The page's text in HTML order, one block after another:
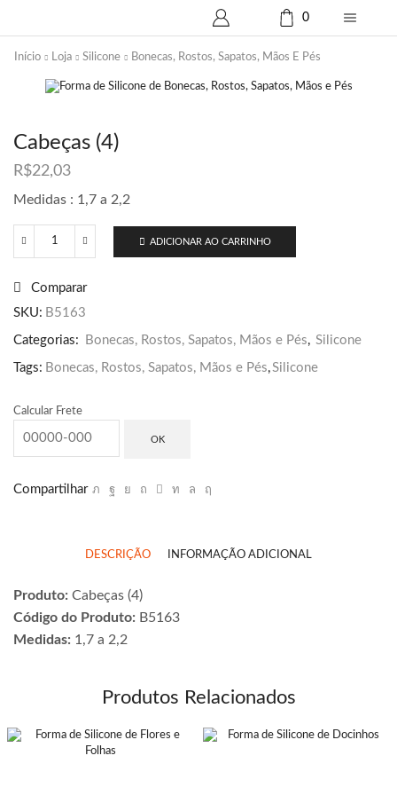
0
Início Loja Silicone Bonecas, Rostos, Sapatos, Mãos E Pés
Cabeças (4)
R$22,03
Medidas : 1,7 a 2,2
Cabeças
ADICIONAR AO CARRINHO
Comparar
SKU: B5163
Categorias: Bonecas, Rostos, Sapatos, Mãos e Pés, Silicone
Tags: Bonecas, Rostos, Sapatos, Mãos e Pés,Silicone
Calcular Frete
OK
Compartilhar
DESCRIÇÃO INFORMAÇÃO ADICIONAL
Produto: Cabeças (4)
Código do Produto: B5163
Medidas: 1,7 a 2,2
Produtos Relacionados